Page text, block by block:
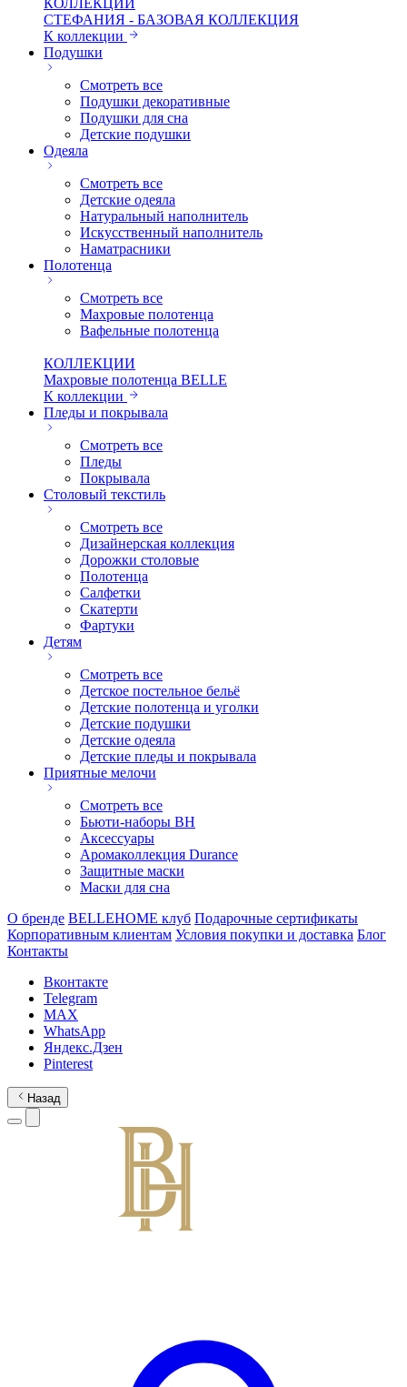
КОЛЛЕКЦИИ
СТЕФАНИЯ - БАЗОВАЯ КОЛЛЕКЦИЯ
К коллекции
Подушки
Смотреть все
Подушки декоративные
Подушки для сна
Детские подушки
Одеяла
Смотреть все
Детские одеяла
Натуральный наполнитель
Искуcственный наполнитель
Наматрасники
Полотенца
Смотреть все
Махровые полотенца
Вафельные полотенца
КОЛЛЕКЦИИ
Махровые полотенца BELLE
К коллекции
Пледы и покрывала
Смотреть все
Пледы
Покрывала
Столовый текстиль
Смотреть все
Дизайнерская коллекция
Дорожки столовые
Полотенца
Салфетки
Скатерти
Фартуки
Детям
Смотреть все
Детское постельное бельё
Детские полотенца и уголки
Детские подушки
Детские одеяла
Детские пледы и покрывала
Приятные мелочи
Смотреть все
Бьюти-наборы ВН
Аксессуары
Аромаколлекция Durance
Защитные маски
Маски для сна
О бренде BELLEHOME клуб Подарочные сертификаты
Корпоративным клиентам Условия покупки и доставка Блог
Контакты
Вконтакте
Telegram
MAX
WhatsApp
Яндекс.Дзен
Pinterest
Назад